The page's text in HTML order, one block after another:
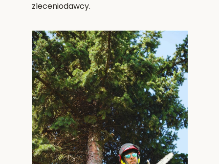
zleceniodawcy.